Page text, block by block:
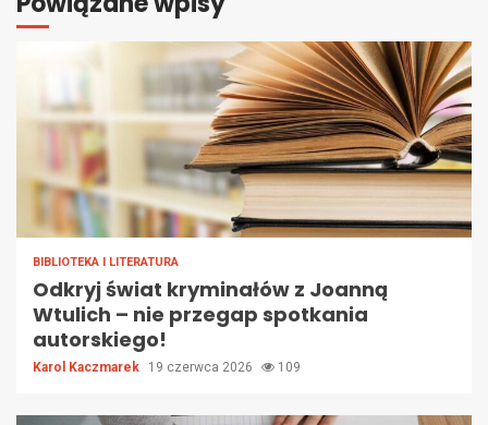
BIBLIOTEKA I LITERATURA
Odkryj świat kryminałów z Joanną
Wtulich – nie przegap spotkania
autorskiego!
Karol Kaczmarek 19 czerwca 2026 109